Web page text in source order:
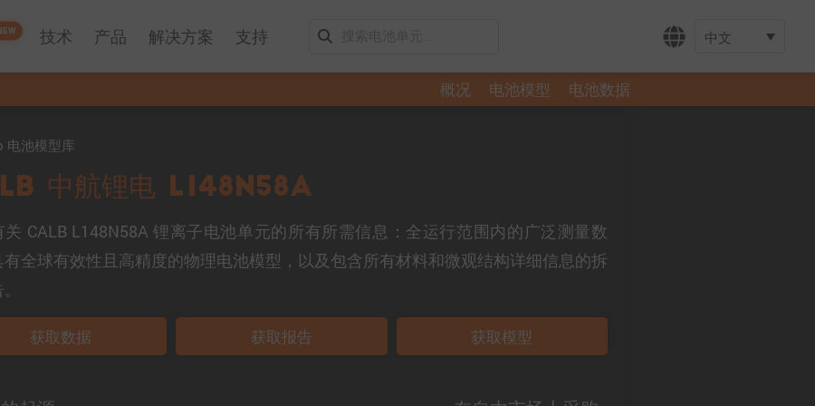
技术 产品 解决方案 支持 中文
概况 电池模型 电池数据
电池模型库
中航锂电 L148N58A
关 CALB L148N58A 锂离子电池单元的所有所需信息：全运行范围内的广泛测量数
全球有效性且高精度的物理电池模型，以及包含所有材料和微观结构详细信息的拆
获取数据 获取报告 获取模型